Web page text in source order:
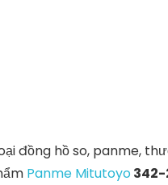
đồng hồ so, panme,
Panme Mitutoyo342-